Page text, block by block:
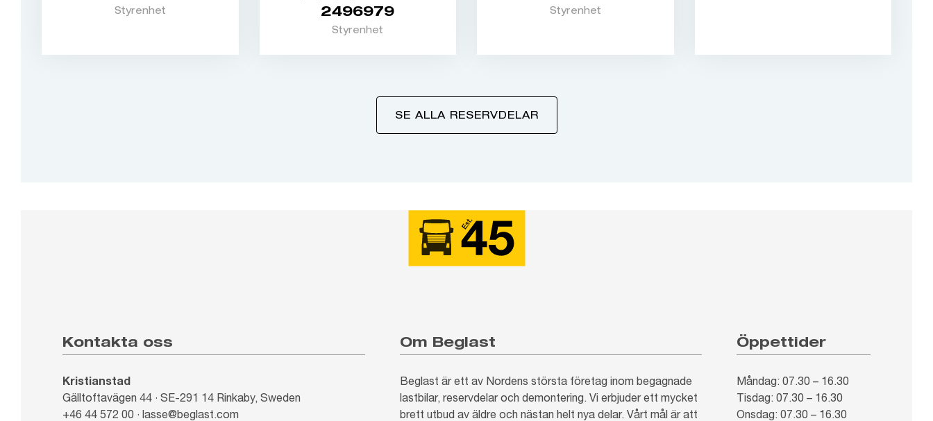
Styrenhet
2496979
Styrenhet
Styrenhet
SE ALLA RESERVDELAR
Kontakta oss
Kristianstad
Gälltoftavägen 44 · SE-291 14 Rinkaby, Sweden
+46 44 572 00 · lasse@beglast.com
Om Beglast
Beglast är ett av Nordens största företag inom begagnade
lastbilar, reservdelar och demontering. Vi erbjuder ett mycket
brett utbud av äldre och nästan helt nya delar. Vårt mål är att
Öppettider
Måndag: 07.30 – 16.30
Tisdag: 07.30 – 16.30
Onsdag: 07.30 – 16.30